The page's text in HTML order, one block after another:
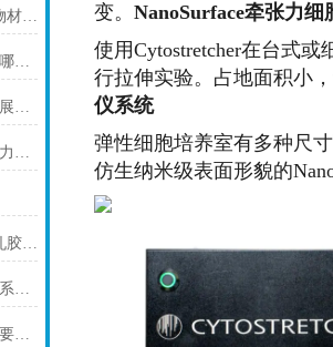
Optics11生物纳米压痕仪测量生物材料基底PDMS、细胞、生物组织刚度，硬度
调整表面力仪的测值精度要注意哪些方面
生物组织纳米压痕仪的应用和发展前景
一体式细胞拉伸仪器：揭开生物力学研究的新篇章
Optics11生物纳米压痕仪测量多孔胶原蛋白生物支架的刚度、杨氏模量、表征
国产细胞拉伸牵张应力加载培养系统介绍
表面力对微细粒矿物分选具有重要意义
变。NanoSurface牵张力
使用Cytostretcher在台式
行拉伸实验。 占地面积小
仪系统
弹性细胞培养室有多种尺
仿生纳米级表面形貌的